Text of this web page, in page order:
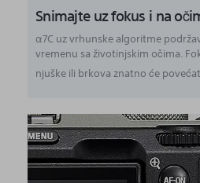
Snimajte uz fokus i na
α7C uz vrhunske algoritme
vremenu sa životinjskim očima.
njuške ili brkova znatno će